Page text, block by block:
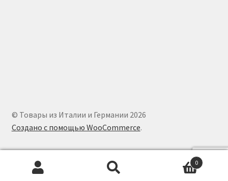
© Товары из Италии и Германии 2026
Создано с помощью WooCommerce.
0